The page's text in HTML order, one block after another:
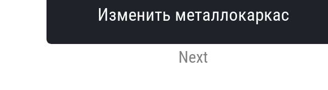
Изменить металлокаркас
Next